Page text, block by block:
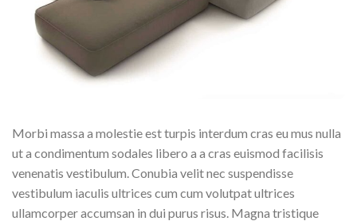
Morbi massa a molestie est turpis interdum cras eu mus nulla
ut a condimentum sodales libero a a cras euismod facilisis
venenatis vestibulum. Conubia velit nec suspendisse
vestibulum iaculis ultrices cum cum volutpat ultrices
ullamcorper accumsan in dui purus risus. Magna tristique